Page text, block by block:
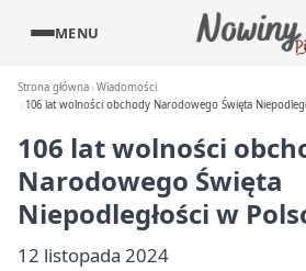
MENU
Strona główna Wiadomości
106 lat wolności obchody Narodowego Święta
106 lat wolności
Narodowego Święta
Niepodległości w
12 listopada 2024